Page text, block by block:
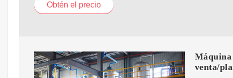
Obtén el precio
Máquina
venta/